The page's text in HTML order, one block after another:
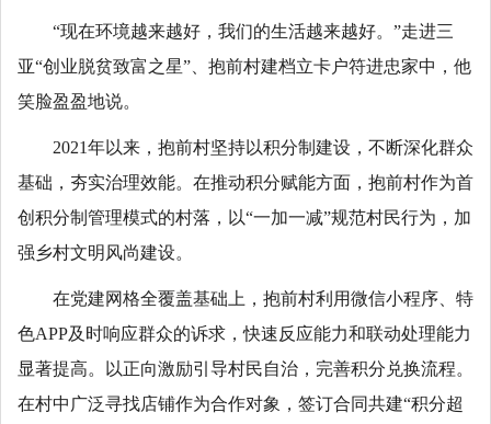
“现在环境越来越好，我们的生活越来越好。”走进三
亚“创业脱贫致富之星”、抱前村建档立卡户符进忠家中，他
笑脸盈盈地说。
2021年以来，抱前村坚持以积分制建设，不断深化群众
基础，夯实治理效能。在推动积分赋能方面，抱前村作为首
创积分制管理模式的村落，以“一加一减”规范村民行为，加
强乡村文明风尚建设。
在党建网格全覆盖基础上，抱前村利用微信小程序、特
色APP及时响应群众的诉求，快速反应能力和联动处理能力
显著提高。以正向激励引导村民自治，完善积分兑换流程。
在村中广泛寻找店铺作为合作对象，签订合同共建“积分超